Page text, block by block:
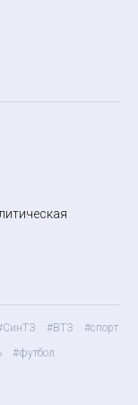
#ВТЗ
#спорт
#футбол